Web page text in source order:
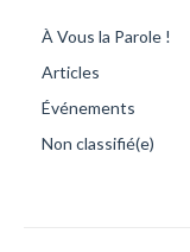
À Vous la Parole !
Articles
Événements
Non classifié(e)